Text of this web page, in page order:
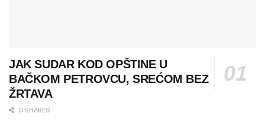
JAK SUDAR KOD OPŠTINE U
BAČKOM PETROVCU, SREĆOM BEZ
ŽRTAVA
0 SHARES